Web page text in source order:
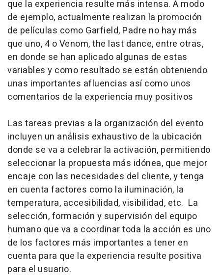
que la experiencia resulte más intensa. A modo
de ejemplo, actualmente realizan la promoción
de películas como Garfield, Padre no hay más
que uno, 4oVenom, the last dance, entre otras,
en donde se han aplicado algunas de estas
variables y como resultado se están obteniendo
unas importantes afluencias así como unos
comentarios de la experiencia muy positivos
Las tareas previas a la organización del evento
incluyen un análisis exhaustivo de la ubicación
donde se va a celebrar la activación, permitiendo
seleccionar la propuesta más idónea, que mejor
encaje con las necesidades del cliente, y tenga
en cuenta factores como la iluminación, la
temperatura, accesibilidad, visibilidad, etc. La
selección, formación y supervisión del equipo
humano que va a coordinar toda la acción es uno
de los factores más importantes a tener en
cuenta para que la experiencia resulte positiva
para el usuario.